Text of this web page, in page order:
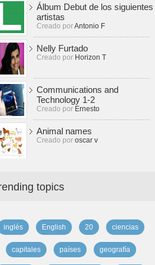
Álbum Debut de los siguientes
artistas
Creado porAntonio F
Nelly Furtado
Creado por Horizon T
Communications and
Technology 1-2
Creado por Ernesto
Animal names
Creado por oscar v
topics
inglés English 20 ciencias
capitales países geografía